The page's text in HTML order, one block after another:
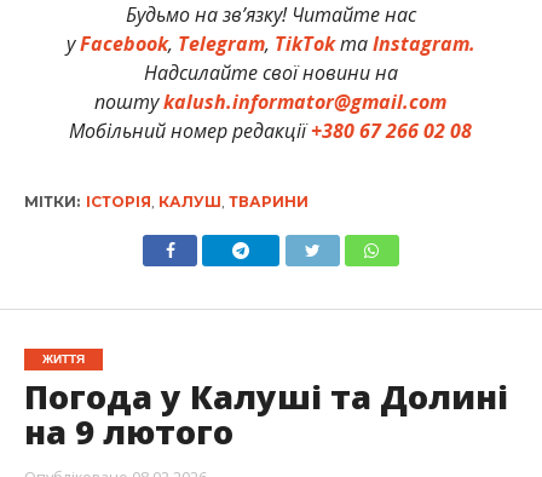
Будьмо на зв’язку! Читайте нас
уFacebook, Telegram, TikTokтаInstagram.
Надсилайте свої новини на
поштуkalush.informator@gmail.com
Мобільний номер редакції+380 67 266 02 08
МІТКИ: ІСТОРІЯ, КАЛУШ, ТВАРИНИ
ЖИТТЯ
Погода у Калуші та Долині
на 9 лютого